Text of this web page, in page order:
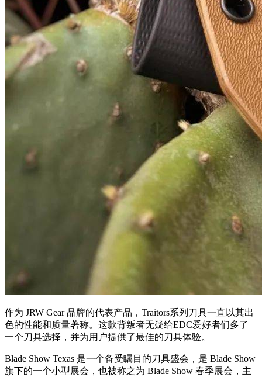
作为 JRW Gear 品牌的代表产品，Traitors系列刀具一直以其出
色的性能和质量著称。这款背叛者无疑给EDC爱好者们多了
一个刀具选择，并为用户提供了最佳的刀具体验。
Blade Show Texas 是一个备受瞩目的刀具盛会，是 Blade Show
旗下的一个小型展会，也被称之为 Blade Show 春季展会，主